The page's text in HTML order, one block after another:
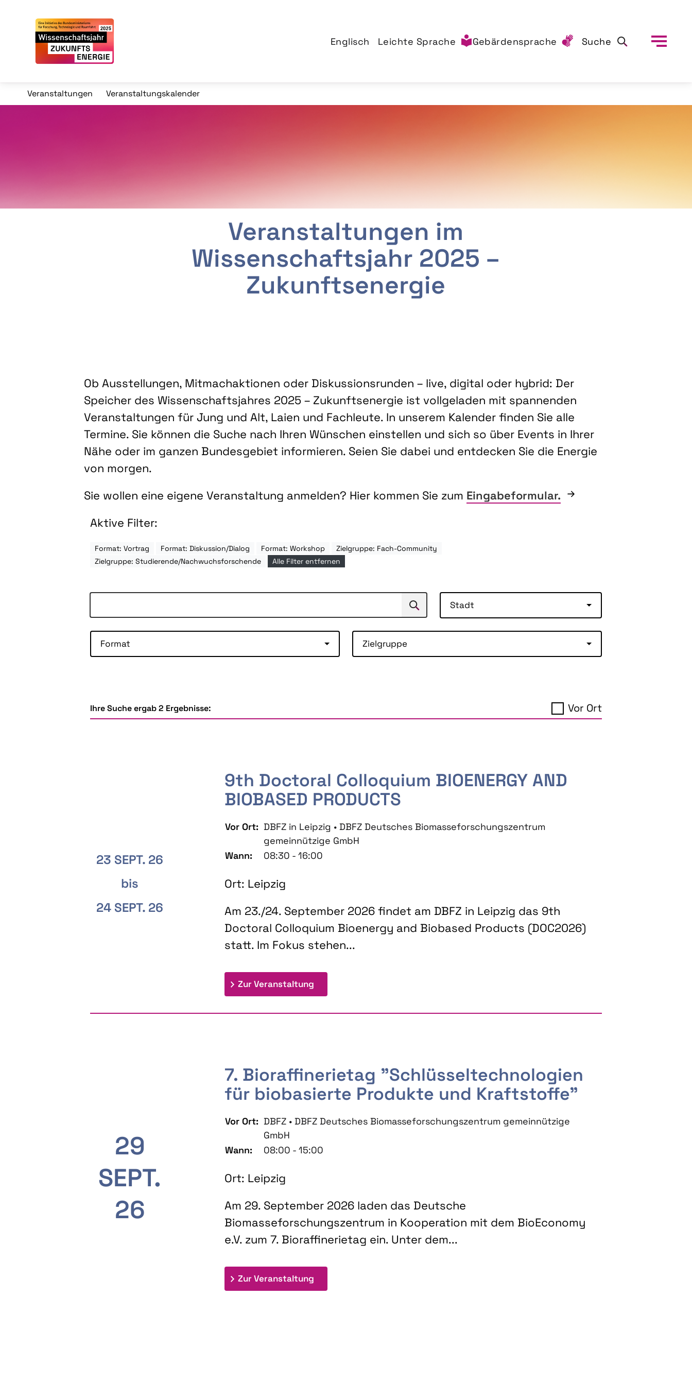
Englisch Leichte Sprache Gebärdensprache Suche
Veranstaltungen Veranstaltungskalender
Veranstaltungen im
Wissenschaftsjahr 2025 –
Zukunftsenergie
Ob Ausstellungen, Mitmachaktionen oder Diskussionsrunden – live, digital oder hybrid: Der
Speicher des Wissenschaftsjahres 2025 – Zukunftsenergie ist vollgeladen mit spannenden
Veranstaltungen für Jung und Alt, Laien und Fachleute. In unserem Kalender finden Sie alle
Termine. Sie können die Suche nach Ihren Wünschen einstellen und sich so über Events in Ihrer
Nähe oder im ganzen Bundesgebiet informieren. Seien Sie dabei und entdecken Sie die Energie
von morgen.
Sie wollen eine eigene Veranstaltung anmelden? Hier kommen Sie zum Eingabeformular.
Aktive Filter:
Format: Vortrag Format: Diskussion/Dialog Format: Workshop
Zielgruppe: Fach-Community
Zielgruppe: Studierende/Nachwuchsforschende
Alle Filter entfernen
Suchen Stadt
Format Zielgruppe
Ihre Suche ergab 2 Ergebnisse: Vor Ort
23 SEPT. 26
bis
24 SEPT. 26
9th Doctoral Colloquium BIOENERGY AND
BIOBASED PRODUCTS
Vor Ort: DBFZ in Leipzig • DBFZ Deutsches Biomasseforschungszentrum
gemeinnützige GmbH
Wann:
08:30 - 16:00
Ort: Leipzig
Am 23./24. September 2026 findet am DBFZ in Leipzig das 9th
Doctoral Colloquium Bioenergy and Biobased Products (DOC2026)
statt. Im Fokus stehen...
Zur Veranstaltung: 9th Doctoral Colloquium BIOENERGY AND BIOBASED PRODUCTS
29
SEPT.
26
7. Bioraffinerietag "Schlüsseltechnologien
für biobasierte Produkte und Kraftstoffe"
Vor Ort: DBFZ • DBFZ Deutsches Biomasseforschungszentrum gemeinnützige
GmbH
Wann:
08:00 - 15:00
Ort: Leipzig
Am 29. September 2026 laden das Deutsche
Biomasseforschungszentrum in Kooperation mit dem BioEconomy
e.V. zum 7. Bioraffinerietag ein. Unter dem...
Zur Veranstaltung: 7. Bioraffinerietag "Schlüsseltechnologien für biobasierte Produkte und Kraftstoffe"